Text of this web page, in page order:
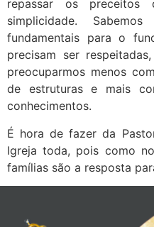
repassar os
simplicidade.
fundamentais para o
precisam ser
preocuparmos menos
de estruturas e mais
conhecimentos.
É hora de fazer da
Igreja toda, pois como
famílias são a resposta